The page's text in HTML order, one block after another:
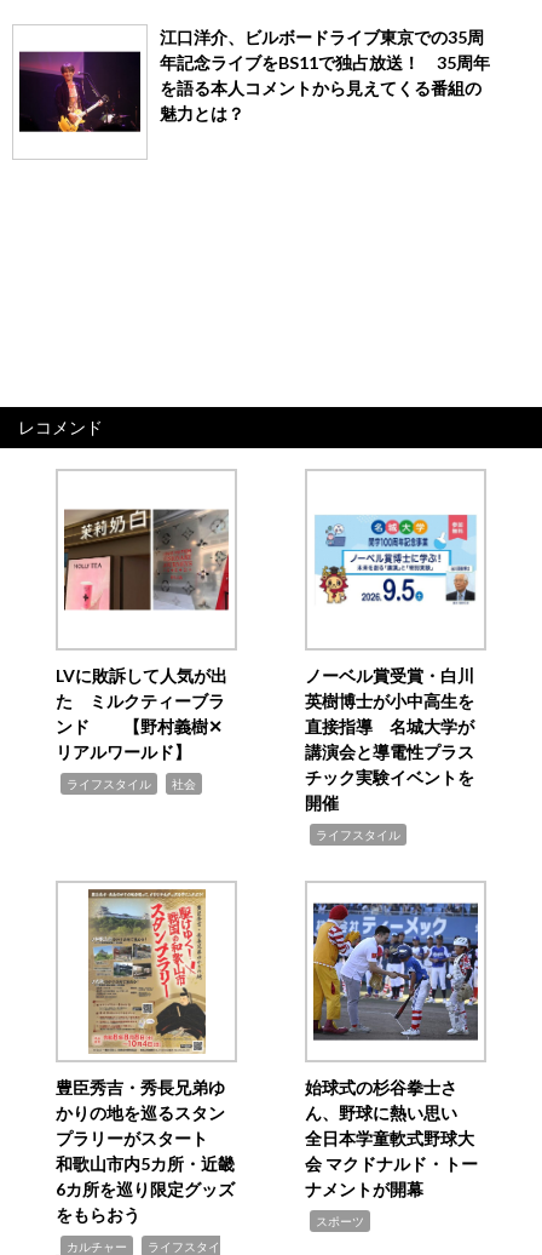
江口洋介、ビルボードライブ東京での35周
年記念ライブをBS11で独占放送！ 35周年
を語る本人コメントから見えてくる番組の
魅力とは？
レコメンド
LVに敗訴して人気が出
た ミルクティーブラ
ンド 【野村義樹✕
リアルワールド】
ライフスタイル 社会
ノーベル賞受賞・白川
英樹博士が小中高生を
直接指導 名城大学が
講演会と導電性プラス
チック実験イベントを
開催
ライフスタイル
豊臣秀吉・秀長兄弟ゆ
かりの地を巡るスタン
プラリーがスタート
和歌山市内5カ所・近畿
6カ所を巡り限定グッズ
をもらおう
カルチャー
ライフスタイ
始球式の杉谷拳士さ
ん、野球に熱い思い
全日本学童軟式野球大
会 マクドナルド・トー
ナメントが開幕
スポーツ